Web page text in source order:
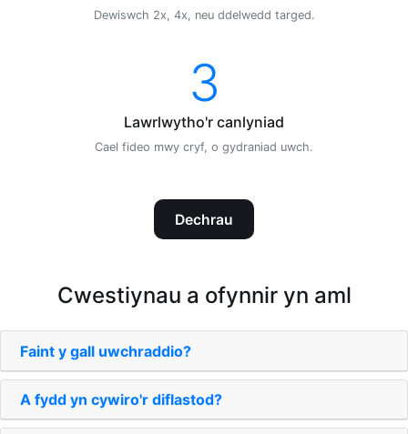
Dewiswch 2x, 4x, neu ddelwedd targed.
3
Lawrlwytho'r canlyniad
Cael fideo mwy cryf, o gydraniad uwch.
Dechrau
Cwestiynau a ofynnir yn aml
Faint y gall uwchraddio?
A fydd yn cywiro'r diflastod?